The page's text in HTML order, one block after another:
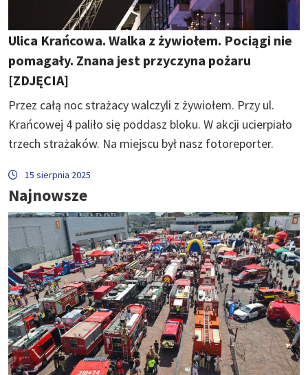
Ulica Krańcowa. Walka z żywiołem. Pociągi nie
pomagały. Znana jest przyczyna pożaru
[ZDJĘCIA]
Przez całą noc strażacy walczyli z żywiołem. Przy ul.
Krańcowej 4 paliło się poddasz bloku. W akcji ucierpiało
trzech strażaków. Na miejscu był nasz fotoreporter.
15 sierpnia 2025
Najnowsze